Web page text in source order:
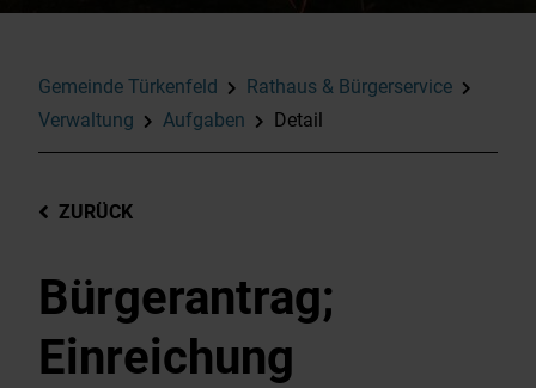
Gemeinde Türkenfeld
Rathaus & Bürgerservice
Verwaltung
Aufgaben Detail
ZURÜCK
Bürgerantrag;
Einreichung